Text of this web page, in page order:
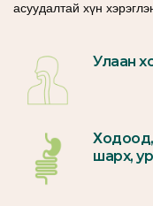
асуудалтай хүн
Улаан
Ходоод,
шарх,